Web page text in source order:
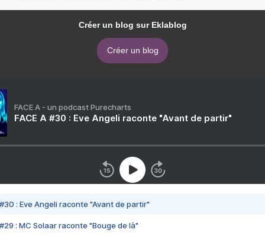
Créer un blog sur Eklablog
Créer un blog
FACE A - un podcast Purecharts
FACE A #30 : Eve Angeli raconte "Avant de partir"
#30 : Eve Angeli raconte "Avant de partir"
#29 : MC Solaar raconte "Bouge de là"